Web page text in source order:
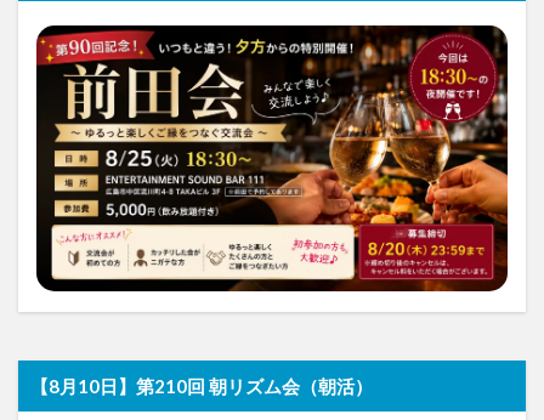
【8月10日】第210回 朝リズム会（朝活）